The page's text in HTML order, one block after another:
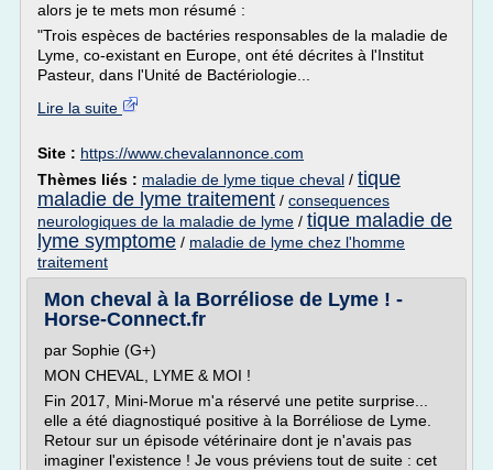
alors je te mets mon résumé :
"Trois espèces de bactéries responsables de la maladie de
Lyme, co-existant en Europe, ont été décrites à l'Institut
Pasteur, dans l'Unité de Bactériologie...
Lire la suite
Site : https://www.chevalannonce.com
Thèmes liés : maladie de lyme tique cheval / tique
maladie de lyme traitement / consequences
neurologiques de la maladie de lyme / tique maladie de
lyme symptome / maladie de lyme chez l'homme
traitement
Mon cheval à la Borréliose de Lyme ! -
Horse-Connect.fr
par Sophie (G+)
MON CHEVAL, LYME & MOI !
Fin 2017, Mini-Morue m'a réservé une petite surprise...
elle a été diagnostiqué positive à la Borréliose de Lyme.
Retour sur un épisode vétérinaire dont je n'avais pas
imaginer l'existence ! Je vous préviens tout de suite : cet